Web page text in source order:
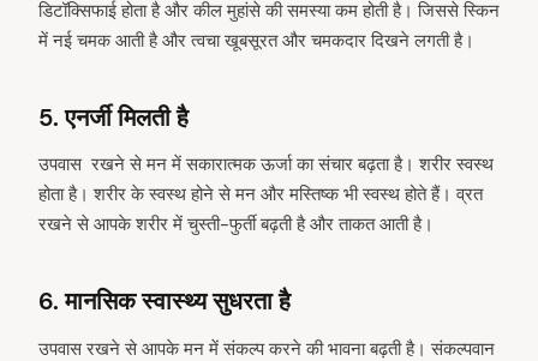
डिटॉक्सिफाई होता है और कील मुहांसे की समस्या कम होती है। जिससे स्किन
में नई चमक आती है और त्वचा खूबसूरत और चमकदार दिखने लगती है।
5. एनर्जी मिलती है
उपवास रखने से मन में सकारात्‍मक ऊर्जा का संचार बढ़ता है। शरीर स्‍वस्‍थ
होता है। शरीर के स्वस्थ होने से मन और मस्तिष्क भी स्वस्थ होते हैं। व्रत
रखने से आपके शरीर में चुस्‍ती-फुर्ती बढ़ती है और ताकत आती है।
6. मानसिक स्वास्थ्य सुधरता है
उपवास रखने से आपके मन में संकल्‍प करने की भावना बढ़ती है। संकल्पवान